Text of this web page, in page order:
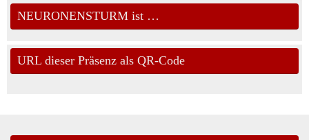
NEURONENSTURM ist …
URL dieser Präsenz als QR-Code